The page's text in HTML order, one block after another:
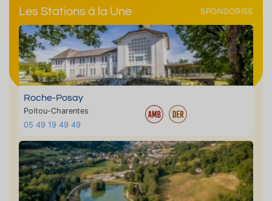
Les Stations à la Une SPONSORISÉ
Roche-Posay
Poitou-Charentes
05 49 19 49 49